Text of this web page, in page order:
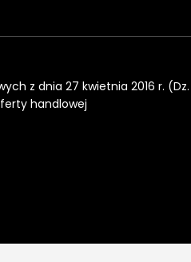
z dnia 27 kwietnia 2016 r. (Dz.
handlowej